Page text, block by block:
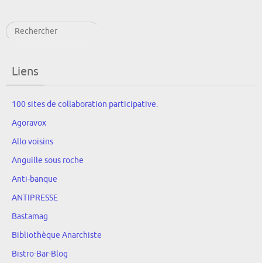
Rechercher
Liens
100 sites de collaboration participative.
Agoravox
Allo voisins
Anguille sous roche
Anti-banque
ANTIPRESSE
Bastamag
Bibliothèque Anarchiste
Bistro-Bar-Blog